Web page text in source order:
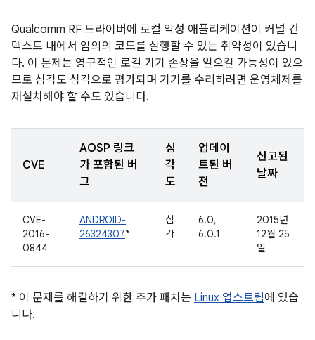
Qualcomm RF 드라이버에 로컬 악성 애플리케이션이 커널 컨
텍스트 내에서 임의의 코드를 실행할 수 있는 취약성이 있습니
다. 이 문제는 영구적인 로컬 기기 손상을 일으킬 가능성이 있으
므로 심각도 심각으로 평가되며 기기를 수리하려면 운영체제를
재설치해야 할 수도 있습니다.
CVE
AOSP 링크
가 포함된 버
그
심
각
도
업데이
트된 버
전
신고된
날짜
CVE-
2016-
0844
ANDROID-
26324307*
심
각
6.0,
6.0.1
2015년
12월 25
일
* 이 문제를 해결하기 위한 추가 패치는 Linux 업스트림에 있습
니다.